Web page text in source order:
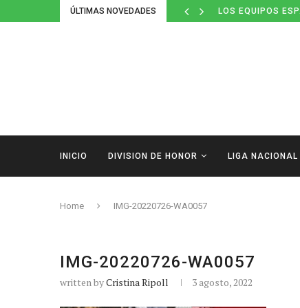
ÚLTIMAS NOVEDADES LOS EQUIPOS
INICIO DIVISION DE HONOR LIGA NACIONAL
Home IMG-20220726-WA0057
IMG-20220726-WA0057
written byCristina Ripoll 3 agosto, 2022